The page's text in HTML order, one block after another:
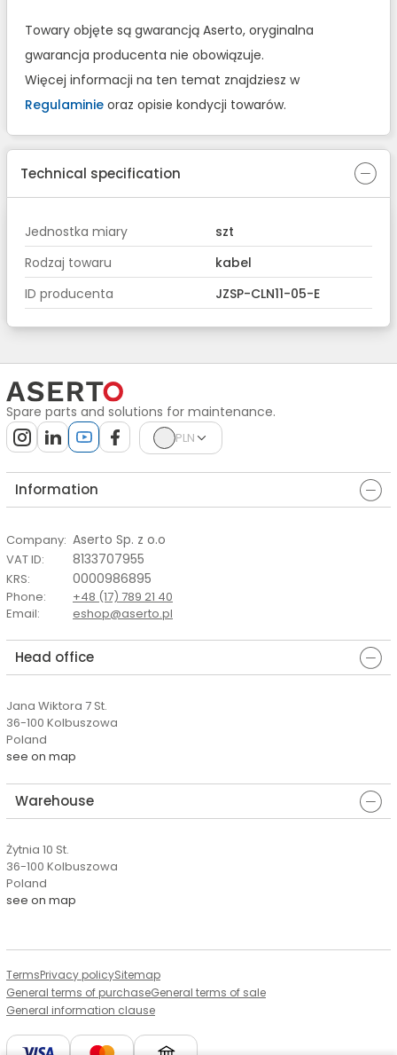
Towary objęte są gwarancją Aserto, oryginalna
gwarancja producenta nie obowiązuje.
Więcej informacji na ten temat znajdziesz w
Regulaminie oraz opisie kondycji towarów.
Technical specification
Jednostka miary
szt
Rodzaj towaru
kabel
ID producenta
JZSP-CLN11-05-E
Spare parts and solutions for maintenance.
PLN
Information
Company: Aserto Sp. z o.o
VAT ID: 8133707955
KRS: 0000986895
Phone:
+48 (17) 789 21 40
Email: eshop@aserto.pl
Head office
Jana Wiktora 7 St.
36-100 Kolbuszowa
Poland
see on map
Warehouse
Żytnia 10 St.
36-100 Kolbuszowa
Poland
see on map
TermsPrivacy policySitemap
General terms of purchaseGeneral terms of sale
General information clause